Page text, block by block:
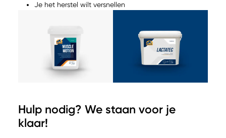
Je het herstel wilt versnellen
Hulp nodig? We staan voor je
klaar!